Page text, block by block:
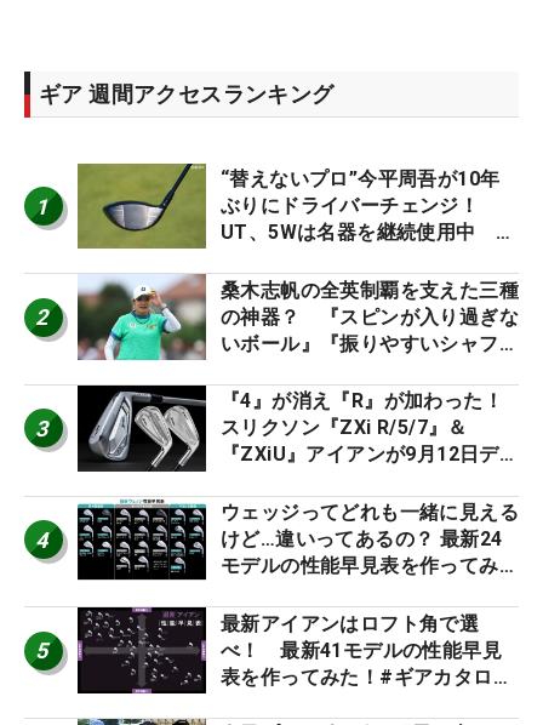
ギア 週間アクセスランキング
1
“替えないプロ”今平周吾が10年
ぶりにドライバーチェンジ！
UT、5Wは名器を継続使用中 #
2
桑木志帆の全英制覇を支えた三種
の神器？ 『スピンが入り過ぎな
いボール』『振りやすいシャフ
ー』 #女子プロセッティング
3
『4』が消え『R』が加わった！
スリクソン『ZXi R/5/7』＆
『ZXiU』アイアンが9月12日デ
4
ウェッジってどれも一緒に見える
けど…違いってあるの？ 最新24
モデルの性能早見表を作ってみ
5
最新アイアンはロフト角で選
べ！ 最新41モデルの性能早見
表を作ってみた！#ギアカタログ